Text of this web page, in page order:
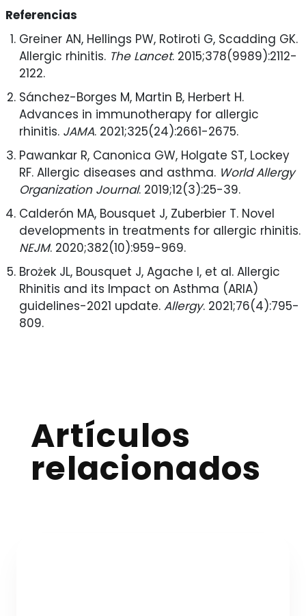
Referencias
Greiner AN, Hellings PW, Rotiroti G, Scadding GK.
Allergic rhinitis. The Lancet. 2015;378(9989):2112-
2122.
Sánchez-Borges M, Martin B, Herbert H.
Advances in immunotherapy for allergic
rhinitis. JAMA. 2021;325(24):2661-2675.
Pawankar R, Canonica GW, Holgate ST, Lockey
RF. Allergic diseases and asthma. World Allergy
Organization Journal. 2019;12(3):25-39.
Calderón MA, Bousquet J, Zuberbier T. Novel
developments in treatments for allergic rhinitis.
NEJM. 2020;382(10):959-969.
Brożek JL, Bousquet J, Agache I, et al. Allergic
Rhinitis and its Impact on Asthma (ARIA)
guidelines-2021 update. Allergy. 2021;76(4):795-
809.
Artículos
relacionados